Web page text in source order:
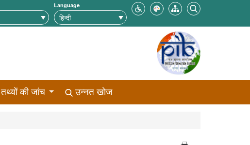
Language
तथ्यों की जांच उन्नत खोज